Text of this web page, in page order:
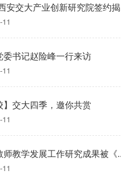
安交大产业创新研究院签约
委书记赵险峰一行来访
】交大四季，邀你共赏
师教学发展工作研究成果被《